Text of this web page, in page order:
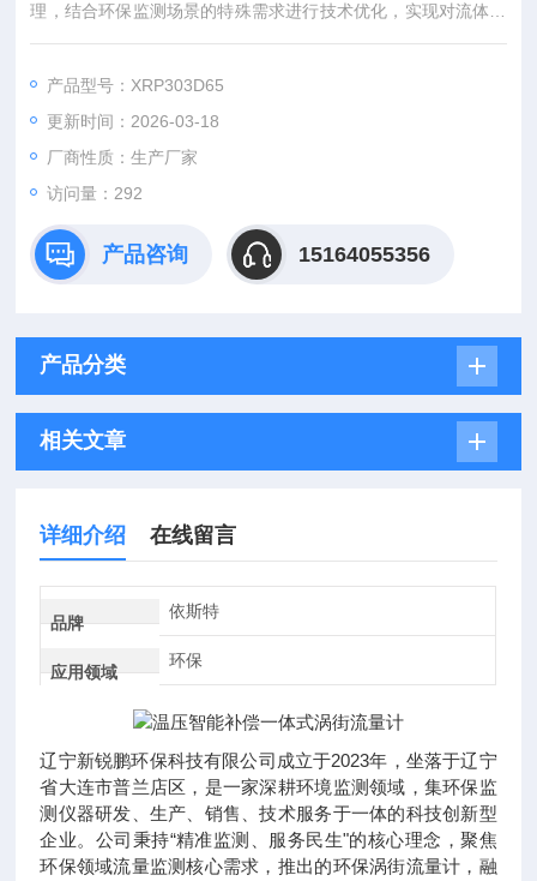
理，结合环保监测场景的特殊需求进行技术优化，实现对流体流
量的精准测量。其核心工作原理为：在封闭管道内，当流体流经
生有规律的旋涡列（即卡门涡街），这些旋涡的产生频率与流体
的流速呈严格的正比关系，且不受流体密度、粘度、压力等物理
参数的明显影响。
产品型号：XRP303D65
更新时间：2026-03-18
厂商性质：生产厂家
访问量：292
产品咨询 15164055356
产品分类
相关文章
详细介绍 在线留言
品牌
依斯特
应用领域
环保
辽宁新锐鹏环保科技有限公司成立于2023年，坐落于辽宁
省大连市普兰店区，是一家深耕环境监测领域，集环保监
测仪器研发、生产、销售、技术服务于一体的科技创新型
企业。公司秉持“精准监测、服务民生"的核心理念，聚焦
环保领域流量监测核心需求，推出的环保涡街流量计，融